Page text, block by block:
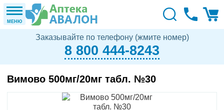
МЕНЮ
Заказывайте по телефону (жмите номер)
8 800 444-8243
Вимово 500мг/20мг табл. №30